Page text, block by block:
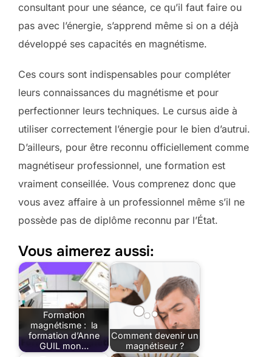
consultant pour une séance, ce qu’il faut faire ou
pas avec l’énergie, s’apprend même si on a déjà
développé ses capacités en magnétisme.
Ces cours sont indispensables pour compléter
leurs connaissances du magnétisme et pour
perfectionner leurs techniques. Le cursus aide à
utiliser correctement l’énergie pour le bien d’autrui.
D’ailleurs, pour être reconnu officiellement comme
magnétiseur professionnel, une formation est
vraiment conseillée. Vous comprenez donc que
vous avez affaire à un professionnel même s’il ne
possède pas de diplôme reconnu par l’État.
Vous aimerez aussi:
Formation
magnétisme : la
formation d’Anne
GUIL mon…
Comment devenir un
magnétiseur ?